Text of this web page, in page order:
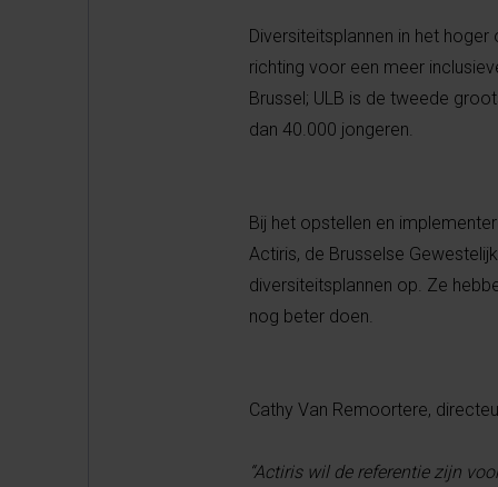
Diversiteitsplannen in het
richting voor een meer
Brussel; ULB is de tweede
dan 40.000 jongeren.
Bij het opstellen en
Actiris, de Brusselse
diversiteitsplannen op. Ze
nog beter doen.
Cathy Van Remoortere,
“Actiris wil de referentie zijn